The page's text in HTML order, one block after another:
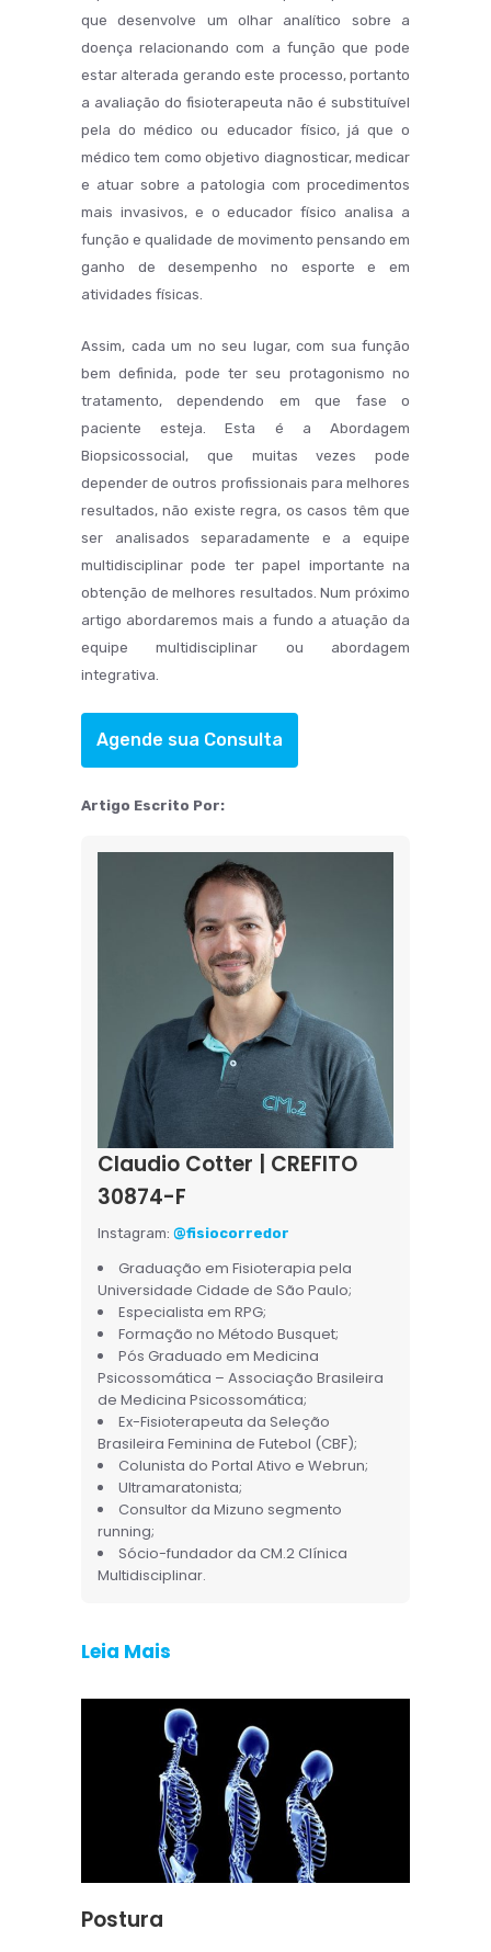
que desenvolve um olhar analítico sobre a
doença relacionando com a função que pode
estar alterada gerando este processo, portanto
a avaliação do fisioterapeuta não é substituível
pela do médico ou educador físico, já que o
médico tem como objetivo diagnosticar, medicar
e atuar sobre a patologia com procedimentos
mais invasivos, e o educador físico analisa a
função e qualidade de movimento pensando em
ganho de desempenho no esporte e em
atividades físicas.
Assim, cada um no seu lugar, com sua função
bem definida, pode ter seu protagonismo no
tratamento, dependendo em que fase o
paciente esteja. Esta é a Abordagem
Biopsicossocial, que muitas vezes pode
depender de outros profissionais para melhores
resultados, não existe regra, os casos têm que
ser analisados separadamente e a equipe
multidisciplinar pode ter papel importante na
obtenção de melhores resultados. Num próximo
artigo abordaremos mais a fundo a atuação da
equipe multidisciplinar ou abordagem
integrativa.
Agende sua Consulta
Artigo Escrito Por:
Claudio Cotter | CREFITO
30874-F
Instagram: @fisiocorredor
Graduação em Fisioterapia pela
Universidade Cidade de São Paulo;
Especialista em RPG;
Formação no Método Busquet;
Pós Graduado em Medicina
Psicossomática – Associação Brasileira
de Medicina Psicossomática;
Ex-Fisioterapeuta da Seleção
Brasileira Feminina de Futebol (CBF);
Colunista do Portal Ativo e Webrun;
Ultramaratonista;
Consultor da Mizuno segmento
running;
Sócio-fundador da CM.2 Clínica
Multidisciplinar.
Leia Mais
Postura